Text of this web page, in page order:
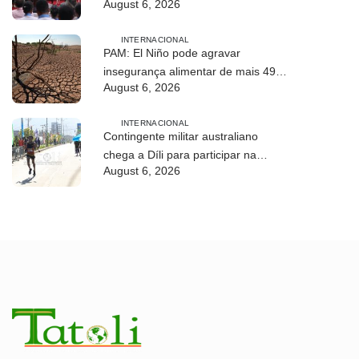
desenvolvimento sustentável de
August 6, 2026
INTERNACIONAL
PAM: El Niño pode agravar
insegurança alimentar de mais 49
milhões de pessoas até 2027
August 6, 2026
INTERNACIONAL
Contingente militar australiano
chega a Díli para participar na
Maratona Internacional de 2026
August 6, 2026